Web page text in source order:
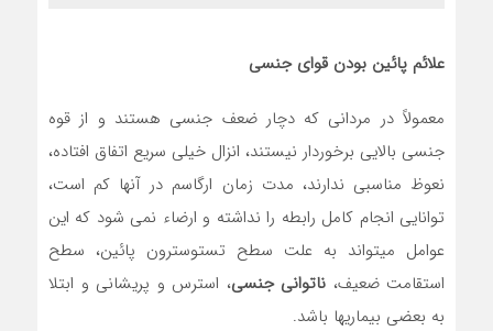
علائم پائین بودن قوای جنسی
معمولاً در مردانی که دچار ضعف جنسی هستند و از قوه
جنسی بالایی برخوردار نیستند، انزال خيلي سریع اتفاق افتاده،
نعوظ مناسبی ندارند، مدت زمان ارگاسم در آنها کم است،
توانایی انجام کامل رابطه را نداشته و ارضاء نمی شود که این
عوامل میتواند به علت سطح تستوسترون پائین، سطح
استقامت ضعیف، ناتوانی جنسی، استرس و پریشانی و ابتلا
به بعضی بیماریها باشد.